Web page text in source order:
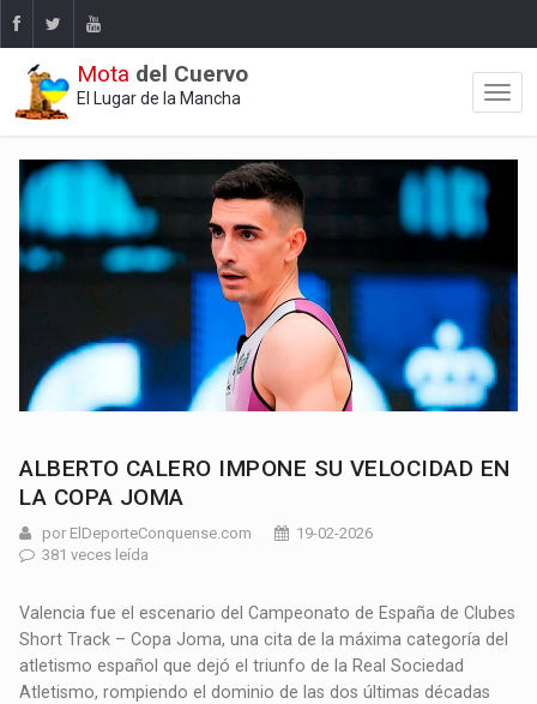
Mota del Cuervo
El Lugar de la Mancha
ALBERTO CALERO IMPONE SU VELOCIDAD EN
LA COPA JOMA
por ElDeporteConquense.com
19-02-2026
381 veces leída
Valencia fue el escenario del Campeonato de España de Clubes
Short Track – Copa Joma, una cita de la máxima categoría del
atletismo español que dejó el triunfo de la Real Sociedad
Atletismo, rompiendo el dominio de las dos últimas décadas